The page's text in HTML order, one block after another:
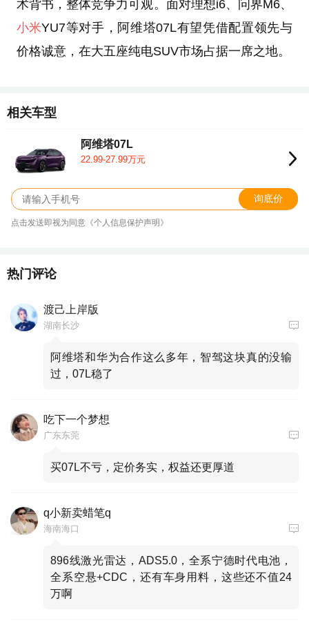
术背书，整体竞争力可观。面对理想i6、问界M6、
小米YU7等对手，阿维塔07L有望凭借配置领先与
价格诚意，在大五座纯电SUV市场占据一席之地。
相关车型
阿维塔07L
22.99-27.99万元
询底价
点击发送即视为同意《个人信息保护声明》
热门评论
渡己上岸版
湖南长沙
阿维塔和华为合作这么多年，智驾这块真的没输
过，07L稳了
吃下一个梦想
广东东莞
买07L不亏，定价务实，权益还更厚道
q小新卖蜡笔q
海南海口
896线激光雷达，ADS5.0，全系宁德时代电池，
全系空悬+CDC，还有车身用料，这些还不值24
万啊